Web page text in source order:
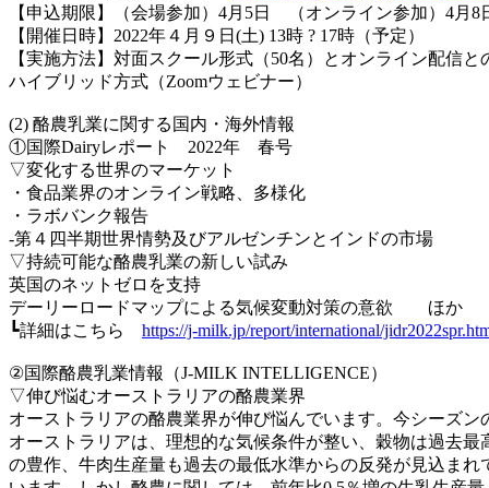
【申込期限】（会場参加）4月5日 （オンライン参加）4月8
【開催日時】2022年４月９日(土) 13時 ? 17時（予定）
【実施方法】対面スクール形式（50名）とオンライン配信と
ハイブリッド方式（Zoomウェビナー）
(2) 酪農乳業に関する国内・海外情報
①国際Dairyレポート 2022年 春号
▽変化する世界のマーケット
・食品業界のオンライン戦略、多様化
・ラボバンク報告
-第４四半期世界情勢及びアルゼンチンとインドの市場
▽持続可能な酪農乳業の新しい試み
英国のネットゼロを支持
デーリーロードマップによる気候変動対策の意欲 ほか
┗詳細はこちら https://j-milk.jp/report/international/
②国際酪農乳業情報（J-MILK INTELLIGENCE）
▽伸び悩むオーストラリアの酪農業界
オーストラリアの酪農業界が伸び悩んでいます。今シーズン
オーストラリアは、理想的な気候条件が整い、穀物は過去最
の豊作、牛肉生産量も過去の最低水準からの反発が見込まれ